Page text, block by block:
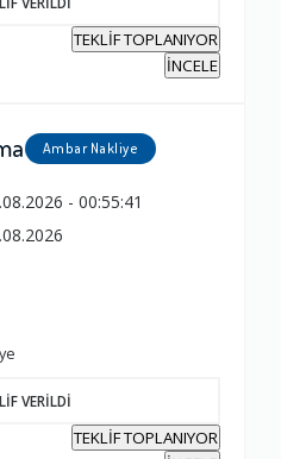
TEKLİF TOPLANIYOR
İNCELE
Ambar Nakliye
- 00:55:41
VERİLDİ
TEKLİF TOPLANIYOR